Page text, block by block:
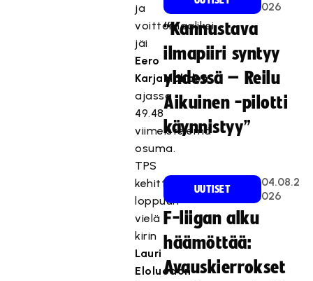
ja
voittomaaliksi
jäi
Eero
Karjanlahden
ajassa
49.48
viimeistelemä
osuma.
TPS
kehitti
loppuun
vielä
kirin
Lauri
Eloluodon
026
“Kannustava
ilmapiiri syntyy
yhdessä – Reilu
Aikuinen -pilotti
käynnistyy”
UUTISET
04.08.2
026
F-liigan alku
häämöttää:
Avauskierrokset